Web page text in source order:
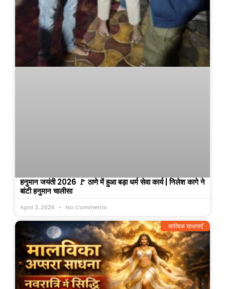
हनुमान जयंती 2026 🚩 ठाणे में हुआ बड़ा धर्म सेवा कार्य | निलेश कागे ने
बांटी हनुमान चालीसा
April 3, 2026 No Comments
सात्विक साधनाएँ